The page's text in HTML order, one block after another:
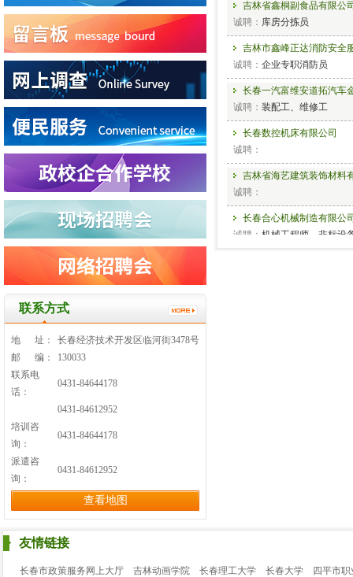
联系方式
地 址：
长春经济技术开发区临河街3478号
邮 编：
130033
联系电
话：
0431-84644178
0431-84612952
培训咨
询：
0431-84644178
派遣咨
询：
0431-84612952
查看地图
诚聘： 库房分拣员
吉林市鑫峰正达消防安全
诚聘：
企业专职消防员
长春一汽富维安道拓汽车
诚聘： 装配工、维修工
长春数控机床有限公司
诚聘：
吉林省海艺建筑装饰材料
诚聘：
长春合心机械制造有限公
诚聘： 机械工程师、非标设
诚聘：电商直播运营、录音
诚聘：
销售人员
友情链接
长春市政策服务网上大厅 吉林动画学院 长春理工大学 长春大学
四平市